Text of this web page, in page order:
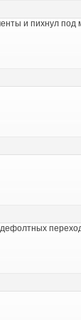
и пихнул под